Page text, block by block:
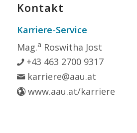
Kontakt
Karriere-Service
Mag.a Roswitha Jost
+43 463 2700 9317
karriere@aau.at
www.aau.at/karriere